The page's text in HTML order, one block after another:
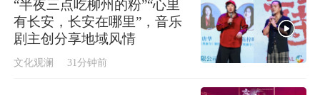
“半夜三点吃柳州的粉”“心里
有长安，长安在哪里”，音乐
剧主创分享地域风情
文化观澜 31分钟前